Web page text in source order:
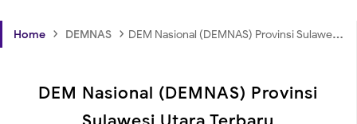
Home › DEMNAS › DEM Nasional (DEMNAS) Provinsi Sulawesi Utara Terbaru
DEM Nasional (DEMNAS) Provinsi